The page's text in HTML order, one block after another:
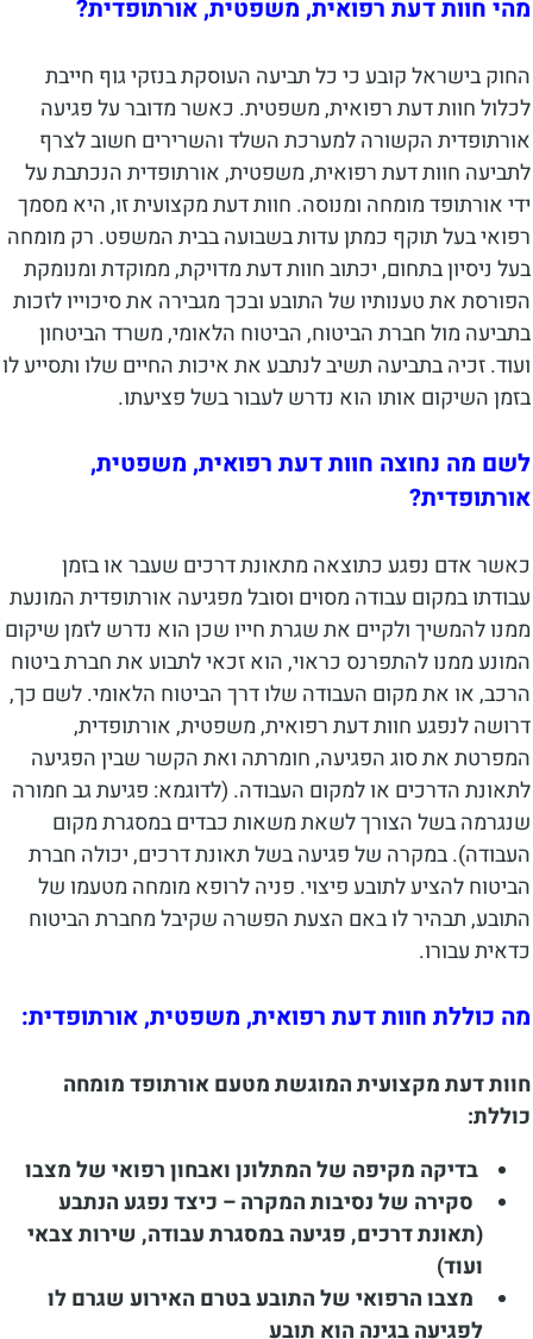
מהי חוות דעת רפואית, משפטית, אורתופדית?
החוק בישראל קובע כי כל תביעה העוסקת בנזקי גוף חייבת
לכלול חוות דעת רפואית, משפטית. כאשר מדובר על פגיעה
אורתופדית הקשורה למערכת השלד והשרירים חשוב לצרף
לתביעה חוות דעת רפואית, משפטית, אורתופדית הנכתבת על
ידי אורתופד מומחה ומנוסה. חוות דעת מקצועית זו, היא מסמך
רפואי בעל תוקף כמתן עדות בשבועה בבית המשפט. רק מומחה
בעל ניסיון בתחום, יכתוב חוות דעת מדויקת, ממוקדת ומנומקת
הפורסת את טענותיו של התובע ובכך מגבירה את סיכוייו לזכות
בתביעה מול חברת הביטוח, הביטוח הלאומי, משרד הביטחון
ועוד. זכיה בתביעה תשיב לנתבע את איכות החיים שלו ותסייע לו
בזמן השיקום אותו הוא נדרש לעבור בשל פציעתו.
לשם מה נחוצה חוות דעת רפואית, משפטית,
אורתופדית?
כאשר אדם נפגע כתוצאה מתאונת דרכים שעבר או בזמן
עבודתו במקום עבודה מסוים וסובל מפגיעה אורתופדית המונעת
ממנו להמשיך ולקיים את שגרת חייו שכן הוא נדרש לזמן שיקום
המונע ממנו להתפרנס כראוי, הוא זכאי לתבוע את חברת ביטוח
הרכב, או את מקום העבודה שלו דרך הביטוח הלאומי. לשם כך,
דרושה לנפגע חוות דעת רפואית, משפטית, אורתופדית,
המפרטת את סוג הפגיעה, חומרתה ואת הקשר שבין הפגיעה
לתאונת הדרכים או למקום העבודה. (לדוגמא: פגיעת גב חמורה
שנגרמה בשל הצורך לשאת משאות כבדים במסגרת מקום
העבודה). במקרה של פגיעה בשל תאונת דרכים, יכולה חברת
הביטוח להציע לתובע פיצוי. פניה לרופא מומחה מטעמו של
התובע, תבהיר לו באם הצעת הפשרה שקיבל מחברת הביטוח
כדאית עבורו.
מה כוללת חוות דעת רפואית, משפטית, אורתופדית:
חוות דעת מקצועית המוגשת מטעם אורתופד מומחה
כוללת:
בדיקה מקיפה של המתלונן ואבחון רפואי של מצבו
סקירה של נסיבות המקרה – כיצד נפגע הנתבע
(תאונת דרכים, פגיעה במסגרת עבודה, שירות צבאי
ועוד)
מצבו הרפואי של התובע בטרם האירוע שגרם לו
לפגיעה בגינה הוא תובע